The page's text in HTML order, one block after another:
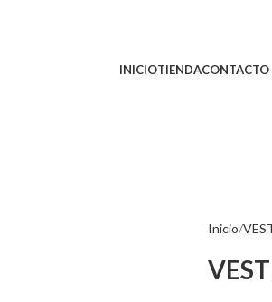
INICIOTIENDACONTACTO
Inicio